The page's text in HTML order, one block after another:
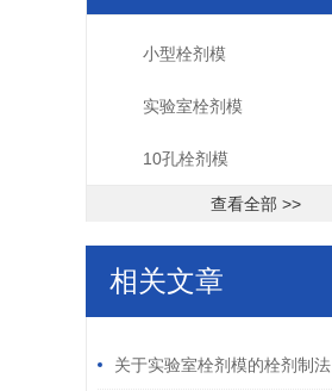
小型栓剂模
实验室栓剂模
10孔栓剂模
查看全部 >>
相关文章
关于实验室栓剂模的栓剂制法